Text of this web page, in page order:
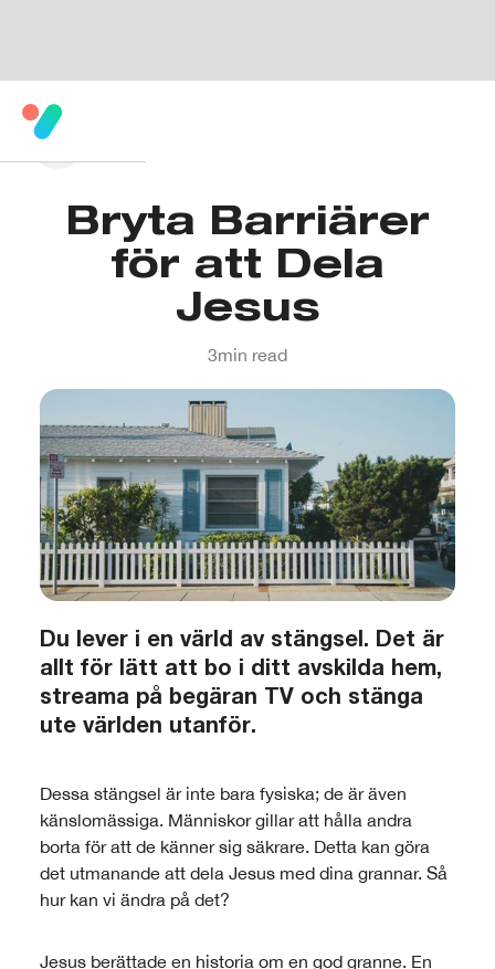
Bryta Barriärer
för att Dela
Jesus
3min read
Du lever i en värld av stängsel. Det är
allt för lätt att bo i ditt avskilda hem,
streama på begäran TV och stänga
ute världen utanför.
Dessa stängsel är inte bara fysiska; de är även
känslomässiga. Människor gillar att hålla andra
borta för att de känner sig säkrare. Detta kan göra
det utmanande att dela Jesus med dina grannar. Så
hur kan vi ändra på det?
Jesus berättade en historia om en god granne. En